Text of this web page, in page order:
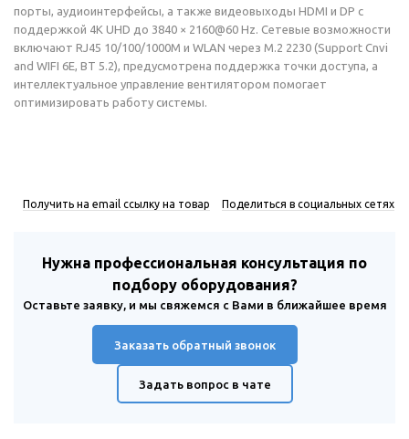
порты, аудиоинтерфейсы, а также видеовыходы HDMI и DP с
поддержкой 4K UHD до 3840 × 2160@60 Hz. Сетевые возможности
включают RJ45 10/100/1000M и WLAN через M.2 2230 (Support Cnvi
and WIFI 6E, BT 5.2), предусмотрена поддержка точки доступа, а
интеллектуальное управление вентилятором помогает
оптимизировать работу системы.
Получить на email ссылку на товар Поделиться в социальных сетях
Нужна профессиональная консультация по
подбору оборудования?
Оставьте заявку, и мы свяжемся с Вами в ближайшее время
Заказать обратный звонок
Задать вопрос в чате